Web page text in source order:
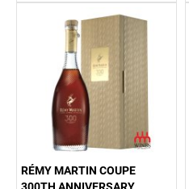
RÉMY MARTIN COUPE
300TH ANNIVERSARY